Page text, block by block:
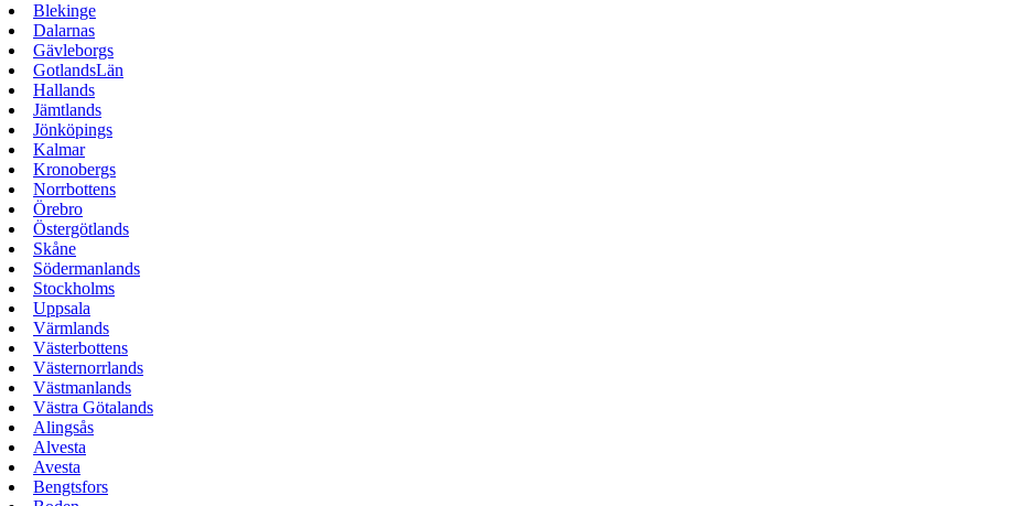
Blekinge
Dalarnas
Gävleborgs
GotlandsLän
Hallands
Jämtlands
Jönköpings
Kalmar
Kronobergs
Norrbottens
Örebro
Östergötlands
Skåne
Södermanlands
Stockholms
Uppsala
Värmlands
Västerbottens
Västernorrlands
Västmanlands
Västra Götalands
Alingsås
Alvesta
Avesta
Bengtsfors